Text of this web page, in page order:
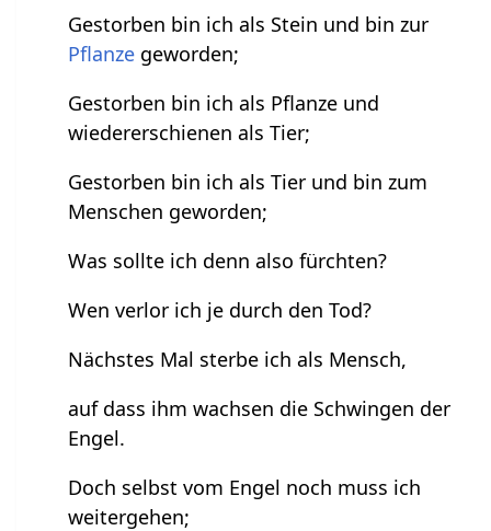
Gestorben bin ich als Stein und bin zur
Pflanze geworden;
Gestorben bin ich als Pflanze und
wiedererschienen als Tier;
Gestorben bin ich als Tier und bin zum
Menschen geworden;
Was sollte ich denn also fürchten?
Wen verlor ich je durch den Tod?
Nächstes Mal sterbe ich als Mensch,
auf dass ihm wachsen die Schwingen der
Engel.
Doch selbst vom Engel noch muss ich
weitergehen;